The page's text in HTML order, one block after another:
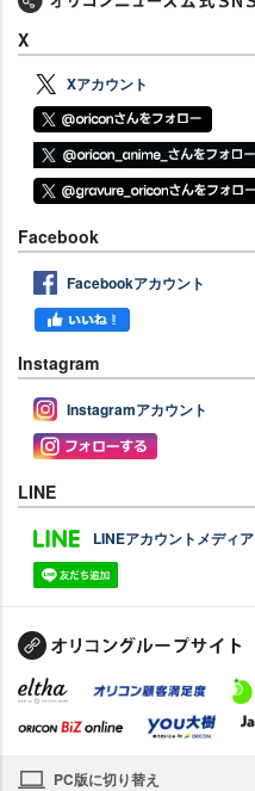
X
Xアカウント
Facebook
Facebookアカウント
Instagram
Instagramアカウント
LINE
LINEアカウントメディア
PC版に切り替え